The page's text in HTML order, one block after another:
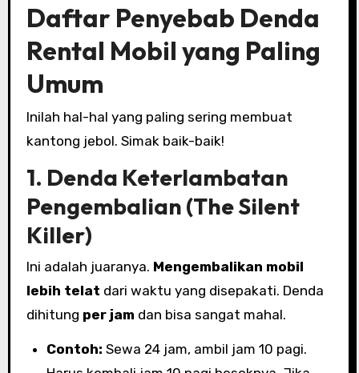
Daftar Penyebab Denda
Rental Mobil yang Paling
Umum
Inilah hal-hal yang paling sering membuat
kantong jebol. Simak baik-baik!
1. Denda Keterlambatan
Pengembalian (The Silent
Killer)
Ini adalah juaranya. Mengembalikan mobil
lebih telat dari waktu yang disepakati. Denda
dihitung per jam dan bisa sangat mahal.
Contoh: Sewa 24 jam, ambil jam 10 pagi.